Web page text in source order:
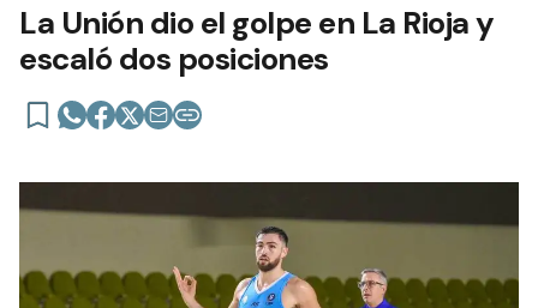
La Unión dio el golpe en La Rioja y
escaló dos posiciones